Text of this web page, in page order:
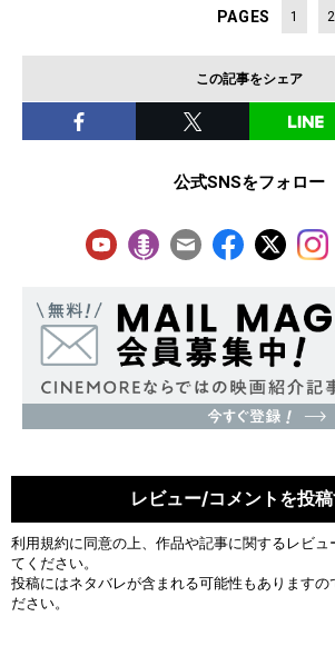
PAGES 1 2
この記事をシェア
公式SNSをフォロー
レビュー/コメントを投
利用規約に同意の上、作品や記事に関するレビュ
てください。
投稿にはネタバレが含まれる可能性もありますの
ださい。